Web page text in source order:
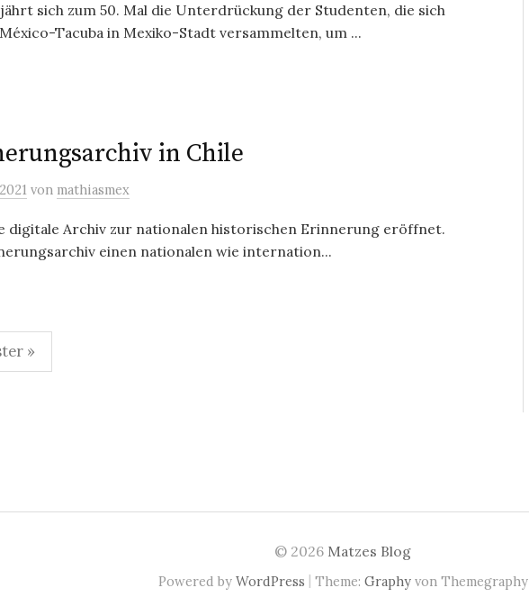
jährt sich zum 50. Mal die Unterdrückung der Studenten, die sich
Tacuba in Mexiko-Stadt versammelten, um ...
in Chile
von mathiasmex
digitale Archiv zur nationalen historischen Erinnerung eröffnet.
einen nationalen wie internation...
»
© 2026 Matzes Blog
Powered by WordPress | Theme: Graphyvon Themegraphy